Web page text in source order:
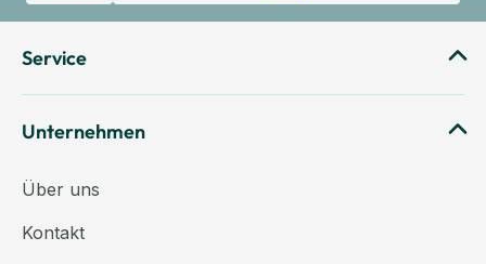
Service
Unternehmen
Über uns
Kontakt